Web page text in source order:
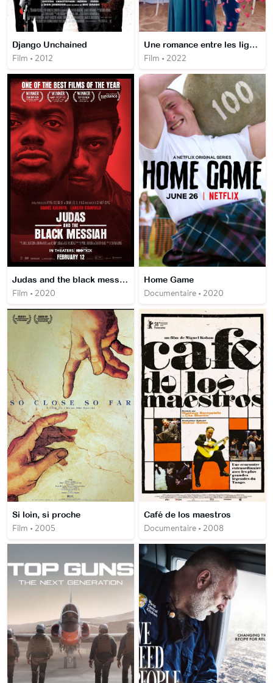
Django Unchained
Film • 2012
Une romance entre les lignes
Film • 2022
Judas and the black messiah
Film • 2020
Home Game
Documentaire • 2020
Si loin, si proche
Film • 2005
Café de los maestros
Documentaire • 2008